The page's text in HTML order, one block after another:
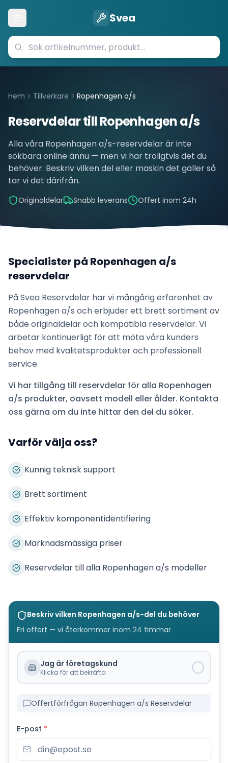
Öppna meny Svea
Hem Tillverkare Ropenhagen a/s
Reservdelar tillRopenhagen a/s
Alla våra Ropenhagen a/s-reservdelar är inte
sökbara online ännu — men vi har troligtvis det du
behöver. Beskriv vilken del eller maskin det gäller så
tar vi det därifrån.
Originaldelar Snabb leverans Offert inom 24h
Specialister på Ropenhagen a/s
reservdelar
På Svea Reservdelar har vi mångårig erfarenhet av
Ropenhagen a/s och erbjuder ett brett sortiment av
både originaldelar och kompatibla reservdelar. Vi
arbetar kontinuerligt för att möta våra kunders
behov med kvalitetsprodukter och professionell
service.
Vi har tillgång till reservdelar för alla Ropenhagen
a/s produkter, oavsett modell eller ålder. Kontakta
oss gärna om du inte hittar den del du söker.
Varför välja oss?
Kunnig teknisk support
Brett sortiment
Effektiv komponentidentifiering
Marknadsmässiga priser
Reservdelar till alla Ropenhagen a/s modeller
Beskriv vilken Ropenhagen a/s-del du behöver
Fri offert — vi återkommer inom 24 timmar
Jag är företagskund
Klicka för att bekräfta
Offertförfrågan Ropenhagen a/s Reservdelar
E-post *